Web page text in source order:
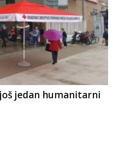
jedan humanitarni